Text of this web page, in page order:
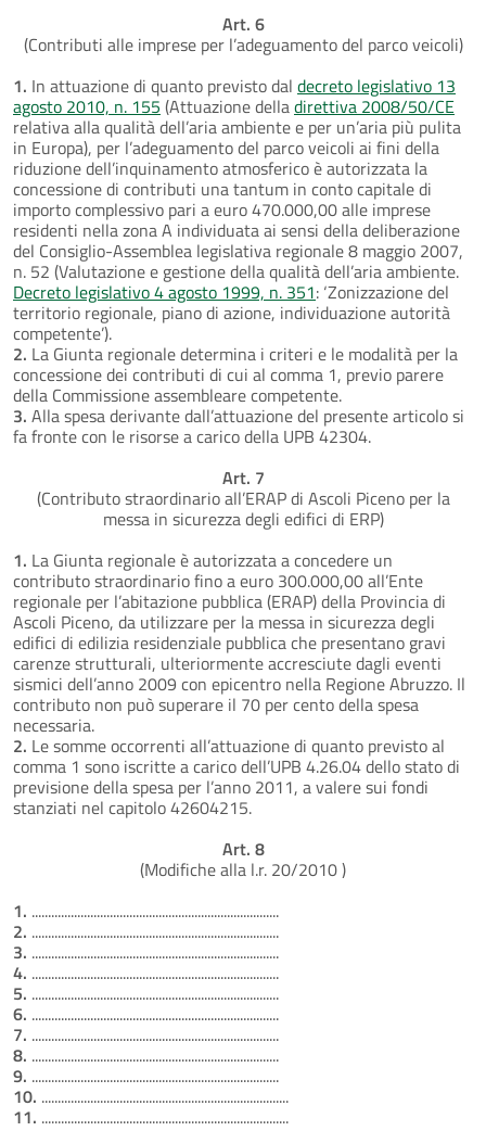
Art. 6
(Contributi alle imprese per l’adeguamento del parco veicoli)
1. In attuazione di quanto previsto dal decreto legislativo 13
agosto 2010, n. 155 (Attuazione delladirettiva 2008/50/CE
relativa alla qualità dell’aria ambiente e per un’aria più pulita
in Europa), per l’adeguamento del parco veicoli ai fini della
riduzione dell’inquinamento atmosferico è autorizzata la
concessione di contributi una tantum in conto capitale di
importo complessivo pari a euro 470.000,00 alle imprese
residenti nella zona A individuata ai sensi della deliberazione
del Consiglio-Assemblea legislativa regionale 8 maggio 2007,
n. 52 (Valutazione e gestione della qualità dell’aria ambiente.
Decreto legislativo 4 agosto 1999, n. 351: ‘Zonizzazione del
territorio regionale, piano di azione, individuazione autorità
competente’).
2. La Giunta regionale determina i criteri e le modalità per la
concessione dei contributi di cui al comma 1, previo parere
della Commissione assembleare competente.
3. Alla spesa derivante dall’attuazione del presente articolo si
fa fronte con le risorse a carico della UPB 42304.
Art. 7
(Contributo straordinario all’ERAP di Ascoli Piceno per la
messa in sicurezza degli edifici di ERP)
1. La Giunta regionale è autorizzata a concedere un
contributo straordinario fino a euro 300.000,00 all’Ente
regionale per l’abitazione pubblica (ERAP) della Provincia di
Ascoli Piceno, da utilizzare per la messa in sicurezza degli
edifici di edilizia residenziale pubblica che presentano gravi
carenze strutturali, ulteriormente accresciute dagli eventi
sismici dell’anno 2009 con epicentro nella Regione Abruzzo. Il
contributo non può superare il 70 per cento della spesa
necessaria.
2. Le somme occorrenti all’attuazione di quanto previsto al
comma 1 sono iscritte a carico dell’UPB 4.26.04 dello stato di
previsione della spesa per l’anno 2011, a valere sui fondi
stanziati nel capitolo 42604215.
Art. 8
(Modifiche alla l.r. 20/2010 )
1. ............................................................................
2. ............................................................................
3. ............................................................................
4. ............................................................................
5. ............................................................................
6. ............................................................................
7. ............................................................................
8. ............................................................................
9. ............................................................................
10. ............................................................................
11. ............................................................................